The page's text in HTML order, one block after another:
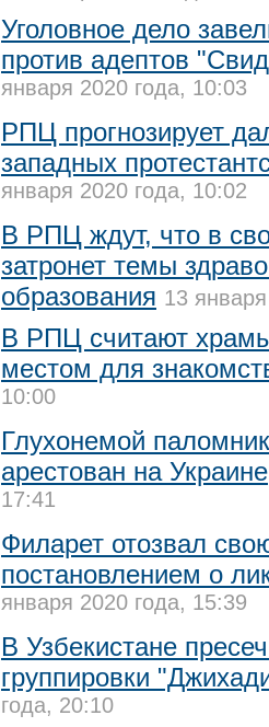
Уголовное дело
против адептов
января 2020 года, 10:03
РПЦ прогнозирует
западных
января 2020 года, 10:02
В РПЦ ждут, что в
затронет темы
образования 13
В РПЦ считают
местом для
10:00
Глухонемой
арестован на Украине
17:41
Филарет отозвал
постановлением о
января 2020 года, 15:39
В Узбекистане
группировки
года, 20:10